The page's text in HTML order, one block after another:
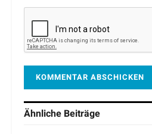
Ähnliche Beiträge